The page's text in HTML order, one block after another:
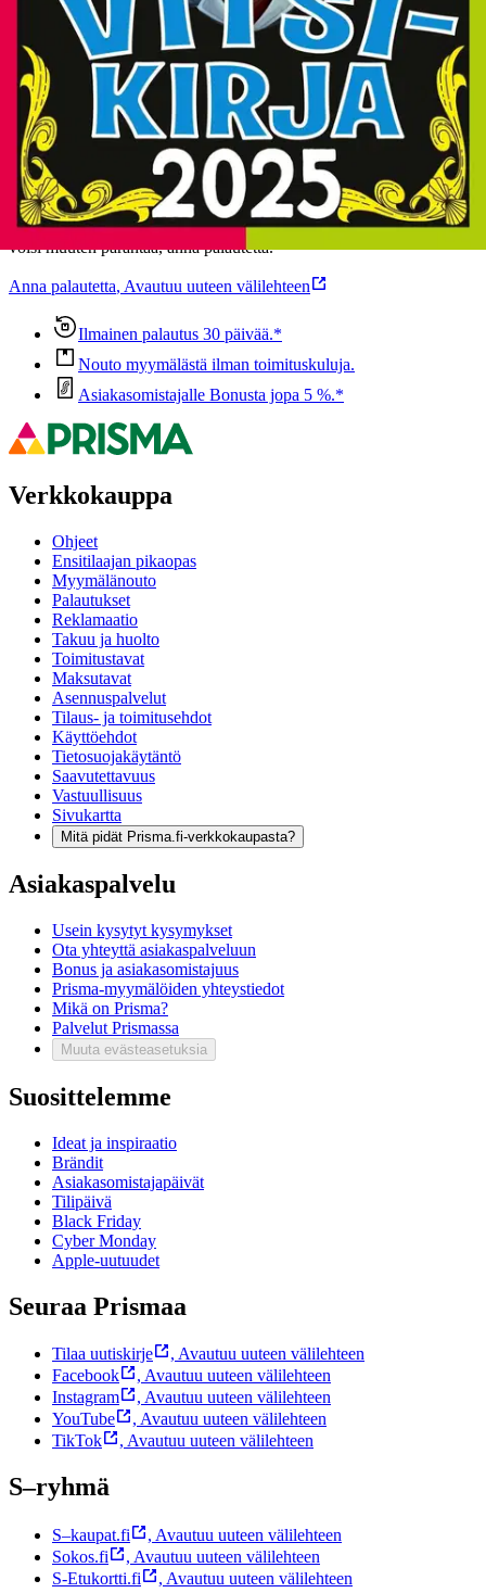
Näytä lisää tuotekuvausta
Ominaisuudet
Oletko tyytyväinen tuotetietoihin?
Ovatko tuotetiedot riittävät? Jos tuotetiedoissa on puutteita tai niitä
voisi muuten parantaa, anna palautetta.
Anna palautetta, Avautuu uuteen välilehteen
Ilmainen palautus 30 päivää.*
Nouto myymälästä ilman toimituskuluja.
Asiakasomistajalle Bonusta jopa 5 %.*
Verkkokauppa
Ohjeet
Ensitilaajan pikaopas
Myymälänouto
Palautukset
Reklamaatio
Takuu ja huolto
Toimitustavat
Maksutavat
Asennuspalvelut
Tilaus- ja toimitusehdot
Käyttöehdot
Tietosuojakäytäntö
Saavutettavuus
Vastuullisuus
Sivukartta
Mitä pidät Prisma.fi-verkkokaupasta?
Asiakaspalvelu
Usein kysytyt kysymykset
Ota yhteyttä asiakaspalveluun
Bonus ja asiakasomistajuus
Prisma-myymälöiden yhteystiedot
Mikä on Prisma?
Palvelut Prismassa
Muuta evästeasetuksia
Suosittelemme
Ideat ja inspiraatio
Brändit
Asiakasomistajapäivät
Tilipäivä
Black Friday
Cyber Monday
Apple-uutuudet
Seuraa Prismaa
Tilaa uutiskirje , Avautuu uuteen välilehteen
Facebook
, Avautuu uuteen välilehteen
Instagram
, Avautuu uuteen välilehteen
YouTube
, Avautuu uuteen välilehteen
TikTok
, Avautuu uuteen välilehteen
S–ryhmä
S–kaupat.fi , Avautuu uuteen välilehteen
Sokos.fi
, Avautuu uuteen välilehteen
S-Etukortti.fi
, Avautuu uuteen välilehteen